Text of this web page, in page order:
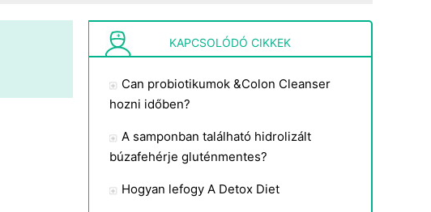
KAPCSOLÓDÓ CIKKEK
Can probiotikumok &Colon Cleanser
hozni időben?
A samponban található hidrolizált
búzafehérje gluténmentes?
Hogyan lefogy A Detox Diet